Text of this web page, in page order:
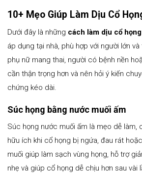
10+ Mẹo Giúp Làm Dịu Cổ
Dưới đây là những cách làm dịu cổ
áp dụng tại nhà, phù hợp với người lớn và
phụ nữ mang thai, người có bệnh nền
cần thận trọng hơn và nên hỏi ý kiến
chứng kéo dài.
Súc họng bằng nước muối ấm
Súc họng nước muối ấm là mẹo dễ làm,
hữu ích khi cổ họng bị ngứa, đau rát
muối giúp làm sạch vùng họng, hỗ trợ
nhẹ và giúp cổ họng dễ chịu hơn sau vài